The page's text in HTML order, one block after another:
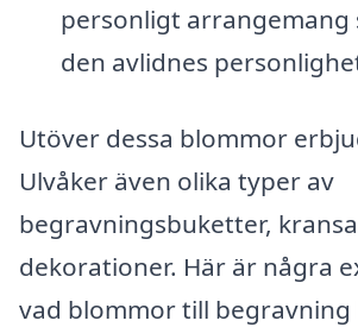
personligt arrangemang
den avlidnes
Utöver dessa blommor
Ulvåker även olika typer av
begravningsbuketter,
dekorationer. Här är några
vad blommor till begravning